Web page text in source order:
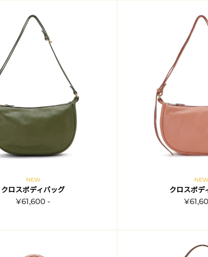
NEW
クロスボディバッグ
¥61,600 -
NEW
クロスボデ